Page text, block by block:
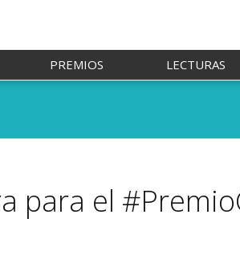
PREMIOS LECTURAS
para el